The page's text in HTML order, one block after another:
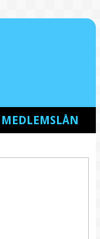
MEDLEMSLÅN